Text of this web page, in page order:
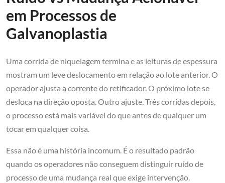
em Processos de
Galvanoplastia
Uma corrida de niquelagem termina e as leituras de espessura
mostram um leve deslocamento em relação ao lote anterior. O
operador ajusta a corrente do retificador. O próximo lote se
desloca na direção oposta. Outro ajuste. Três corridas depois,
o processo está mais variável do que antes de qualquer um
tocar em qualquer coisa.
Essa não é uma história incomum. É o resultado padrão
quando os operadores não conseguem distinguir ruído de
processo de uma mudança real que exige intervenção.